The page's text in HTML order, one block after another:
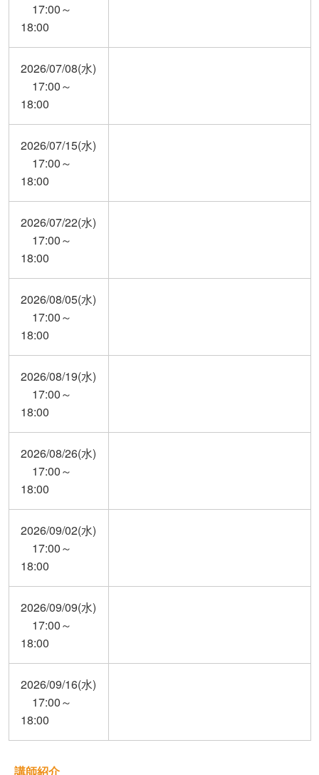
17:00～
18:00
2026/07/08(水)
17:00～
18:00
2026/07/15(水)
17:00～
18:00
2026/07/22(水)
17:00～
18:00
2026/08/05(水)
17:00～
18:00
2026/08/19(水)
17:00～
18:00
2026/08/26(水)
17:00～
18:00
2026/09/02(水)
17:00～
18:00
2026/09/09(水)
17:00～
18:00
2026/09/16(水)
17:00～
18:00
講師紹介